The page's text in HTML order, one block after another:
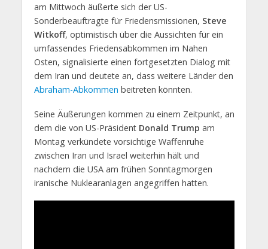
am Mittwoch äußerte sich der US-
Sonderbeauftragte für Friedensmissionen, Steve
Witkoff, optimistisch über die Aussichten für ein
umfassendes Friedensabkommen im Nahen
Osten, signalisierte einen fortgesetzten Dialog mit
dem Iran und deutete an, dass weitere Länder den
Abraham-Abkommen beitreten könnten.
Seine Äußerungen kommen zu einem Zeitpunkt, an
dem die von US-Präsident Donald Trump am
Montag verkündete vorsichtige Waffenruhe
zwischen Iran und Israel weiterhin hält und
nachdem die USA am frühen Sonntagmorgen
iranische Nuklearanlagen angegriffen hatten.